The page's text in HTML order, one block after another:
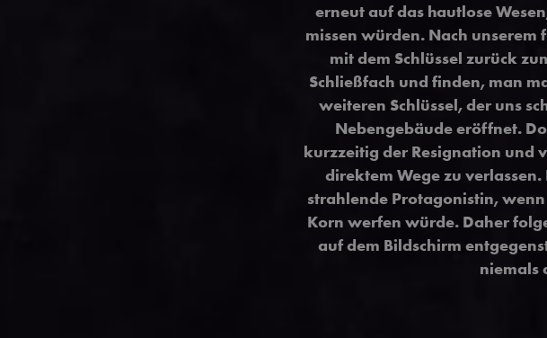
erneut auf das hautlose
missen würden. Nach
mit dem Schlüssel zurück
Schließfach und finden, man
weiteren Schlüssel, der uns
Nebengebäude eröffnet.
kurzzeitig der Resignation und
direktem Wege zu
strahlende Protagonistin,
Korn werfen würde. Daher
auf dem Bildschirm
niemals